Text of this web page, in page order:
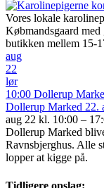
Vores lokale
Købmandsgaard
butikken mellem 15-
aug
22
lør
10:00 Dollerup
Dollerup Marked 22.
aug 22 kl. 10:00 –
Dollerup Marked
Ravnsbjerghus. Alle
lopper at kigge på.
Tidligere opslag: